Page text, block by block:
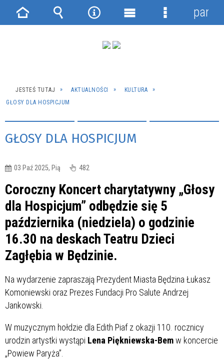
JESTEŚ TUTAJ AKTUALNOŚCI
KULTURA
GŁOSY DLA HOSPICJUM
GŁOSY DLA HOSPICJUM
03 Paź 2025, Pią 482
Coroczny Koncert charytatywny „Głosy
dla Hospicjum” odbędzie się 5
października (niedziela) o godzinie
16.30 na deskach Teatru Dzieci
Zagłębia w Będzinie.
Na wydarzenie zapraszają Prezydent Miasta Będzina Łukasz
Komoniewski oraz Prezes Fundacji Pro Salute Andrzej
Jankowski.
W muzycznym hołdzie dla Edith Piaf z okazji 110. rocznicy
urodzin artystki wystąpi Lena Piękniewska-Bemw koncercie
„Powiew Paryża”.
Strona Wyszukiwarka
NarzędziaMenu
Menu
panel